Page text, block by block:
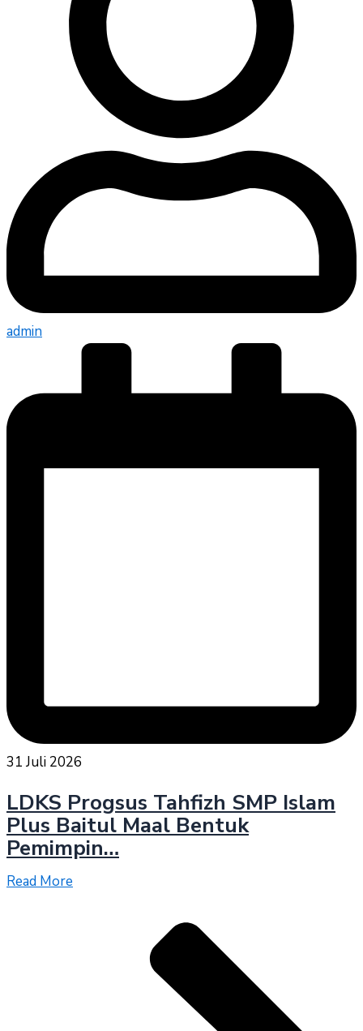
admin
31 Juli 2026
LDKS Progsus Tahfizh SMP Islam
Plus Baitul Maal Bentuk
Pemimpin…
Read More